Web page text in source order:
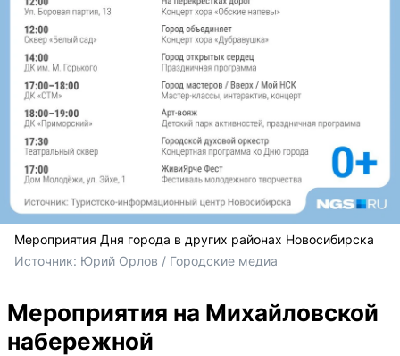
Мероприятия Дня города в других районах Новосибирска
Источник: Юрий Орлов / Городские медиа
Мероприятия на Михайловской
набережной